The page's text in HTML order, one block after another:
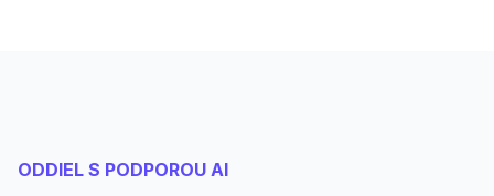
ODDIEL S PODPOROU AI